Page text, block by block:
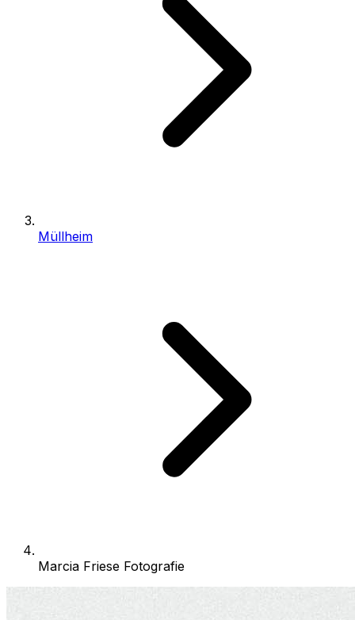
Müllheim
Marcia Friese Fotografie